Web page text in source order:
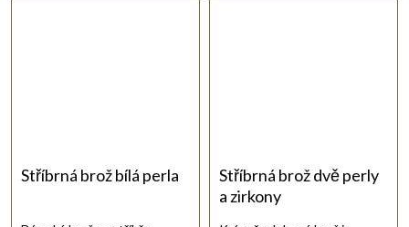
Stříbrná brož bílá perla
Stříbrná brož dvě perly
a zirkony